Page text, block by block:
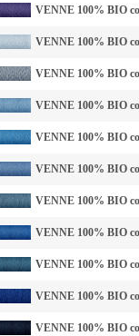
VENNE 100% BIO
VENNE 100% BIO
VENNE 100% BIO
VENNE 100% BIO
VENNE 100% BIO
VENNE 100% BIO
VENNE 100% BIO
VENNE 100% BIO
VENNE 100% BIO
VENNE 100% BIO
VENNE 100% BIO